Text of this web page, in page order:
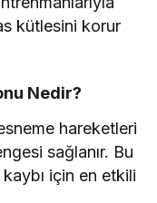
kütlesini korur
Nedir?
hareketleri
sağlanır. Bu
kaybı için en etkili